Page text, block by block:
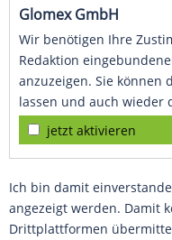
Glomex GmbH
Wir benötigen Ihre
Redaktion
anzuzeigen. Sie können
lassen und auch wieder
jetzt aktivieren
Ich bin damit
angezeigt werden. Damit
Drittplattformen